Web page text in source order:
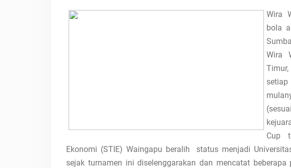
Wira
bola
Wira
Cup
Ekonomi (STIE) Waingapu beralih status menjadi
sejak turnamen ini diselenggarakan dan mencatat